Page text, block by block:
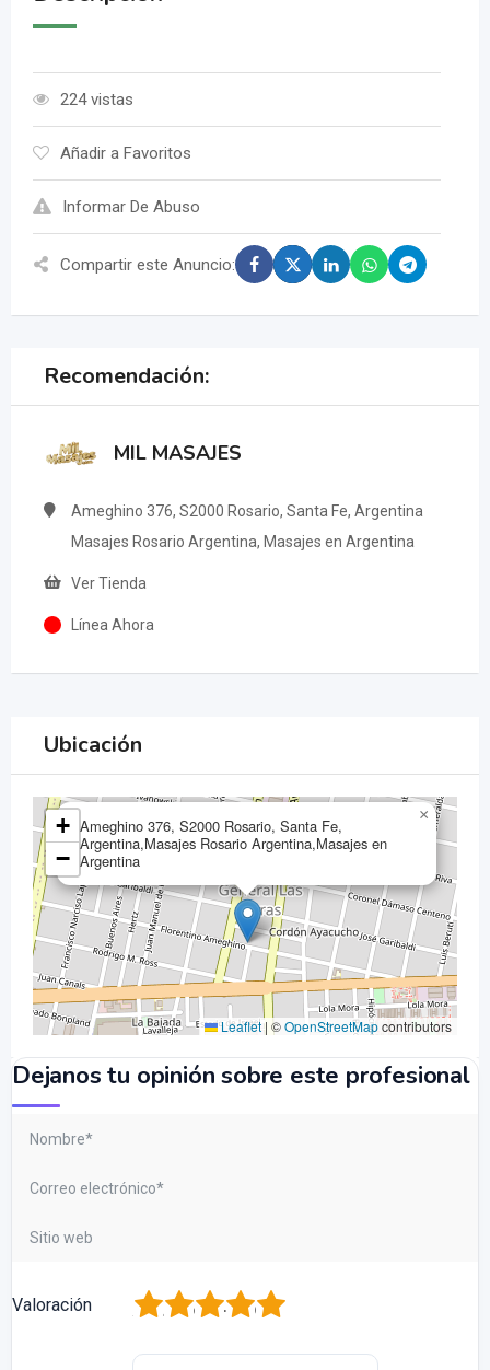
224 vistas
Añadir a Favoritos
Informar De Abuso
Compartir este Anuncio:
Recomendación:
MIL MASAJES
Ameghino 376, S2000 Rosario, Santa Fe, Argentina
Masajes Rosario Argentina, Masajes en Argentina
Ver Tienda
Línea Ahora
Ubicación
Ameghino 376, S2000 Rosario, Santa Fe,
Argentina,Masajes Rosario Argentina,Masajes en
Argentina
×
+
−
Leaflet | ©OpenStreetMapcontributors
Dejanos tu opinión sobre este profesional
Valoración 5
4
3
2